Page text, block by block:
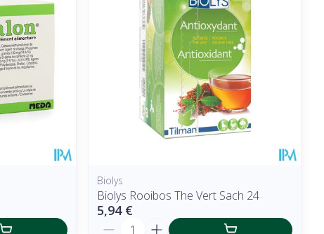
Biolys
Biolys Rooibos The Vert Sach 24
5,94 €
Quantité